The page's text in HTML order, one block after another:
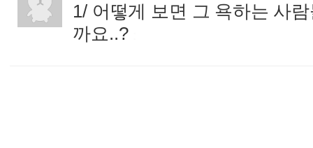
1/ 어떻게 보면 그 욕하는 사
까요..?